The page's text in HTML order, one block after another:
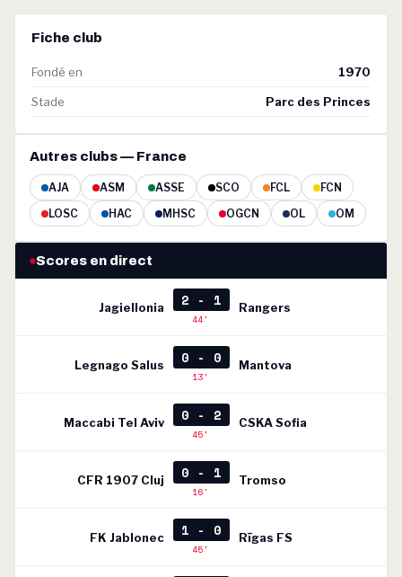
Fiche club
Fondé en 1970
Stade Parc des Princes
Autres clubs — France
AJA ASM ASSE SCO FCL
FCN
LOSC
HAC MHSC OGCN OL OM
Scores en direct
Jagiellonia 2 - 1
44'
Rangers
Legnago Salus 0 - 0
13'
Mantova
Maccabi Tel Aviv 0 - 2
45'
CSKA Sofia
CFR 1907 Cluj 0 - 1
16'
Tromso
FK Jablonec 1 - 0
45'
Rīgas FS